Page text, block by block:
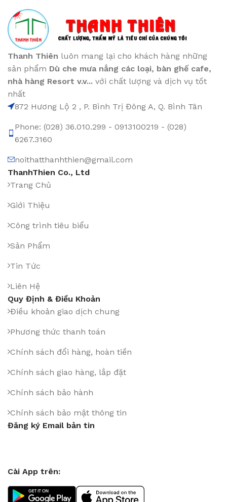
Thanh Thiên luôn mang lại cho khách hàng những
sản phẩm Dù che mưa nắng các loại, bàn ghế cafe,
nhà hàng Resort v.v... với chất lượng và dịch vụ tốt
nhất
872 Hương Lộ 2 , P. Bình Trị Đông A, Q. Bình Tân
Phone: (028) 36.010.299 - 0913100219 - (028)
6267.3160
noithatthanhthien@gmail.com
ThanhThien Co., Ltd
Trang Chủ
Giới Thiệu
Công trình tiêu biểu
Sản Phẩm
Tin Tức
Liên Hệ
Quy Định & Điều Khoản
Điều khoản giao dịch chung
Phương thức thanh toán
Chính sách đổi hàng, hoàn tiền
Chính sách giao hàng, lắp đặt
Chính sách bảo hành
Chính sách bảo mật thông tin
Đăng ký Email bản tin
Cài App trên: